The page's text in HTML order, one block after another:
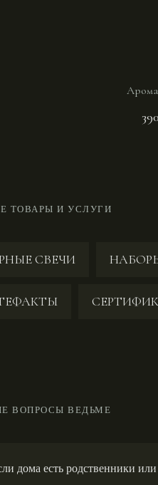
390
ТОВАРЫ И УСЛУГИ
СВЕЧИ
ВОПРОСЫ ВЕДЬМЕ
дома есть родственники